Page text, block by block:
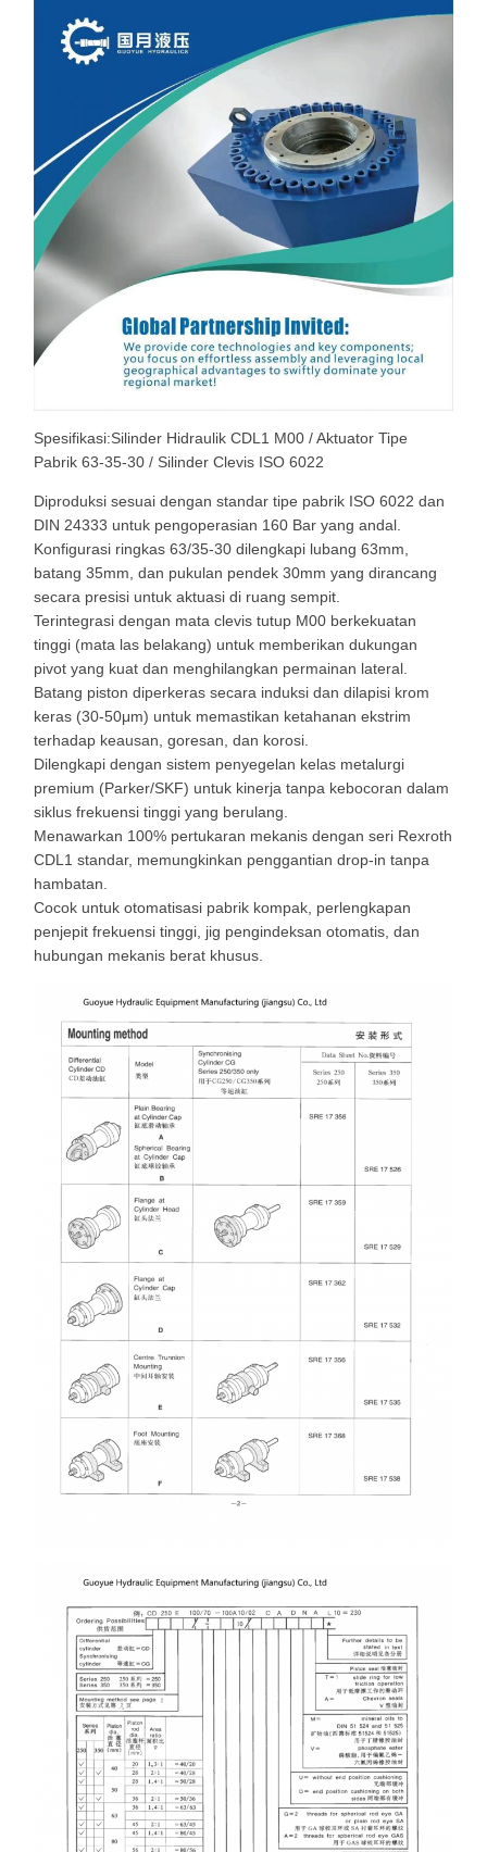
Spesifikasi:Silinder Hidraulik CDL1 M00 / Aktuator Tipe
Pabrik 63-35-30 / Silinder Clevis ISO 6022
Diproduksi sesuai dengan standar tipe pabrik ISO 6022 dan
DIN 24333 untuk pengoperasian 160 Bar yang andal.
Konfigurasi ringkas 63/35-30 dilengkapi lubang 63mm,
batang 35mm, dan pukulan pendek 30mm yang dirancang
secara presisi untuk aktuasi di ruang sempit.
Terintegrasi dengan mata clevis tutup M00 berkekuatan
tinggi (mata las belakang) untuk memberikan dukungan
pivot yang kuat dan menghilangkan permainan lateral.
Batang piston diperkeras secara induksi dan dilapisi krom
keras (30-50μm) untuk memastikan ketahanan ekstrim
terhadap keausan, goresan, dan korosi.
Dilengkapi dengan sistem penyegelan kelas metalurgi
premium (Parker/SKF) untuk kinerja tanpa kebocoran dalam
siklus frekuensi tinggi yang berulang.
Menawarkan 100% pertukaran mekanis dengan seri Rexroth
CDL1 standar, memungkinkan penggantian drop-in tanpa
hambatan.
Cocok untuk otomatisasi pabrik kompak, perlengkapan
penjepit frekuensi tinggi, jig pengindeksan otomatis, dan
hubungan mekanis berat khusus.